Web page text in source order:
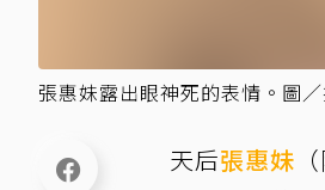
張惠妹露出眼神死的表情。圖
天后張惠妹